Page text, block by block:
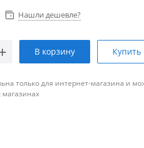
Нашли дешевле?
В корзину Купить
только для интернет-магазина и